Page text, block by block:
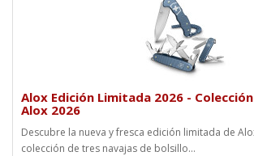
Alox Edición Limitada 2026 -
Alox 2026
Descubre la nueva y fresca edición limitada de
colección de tres navajas de bolsillo...